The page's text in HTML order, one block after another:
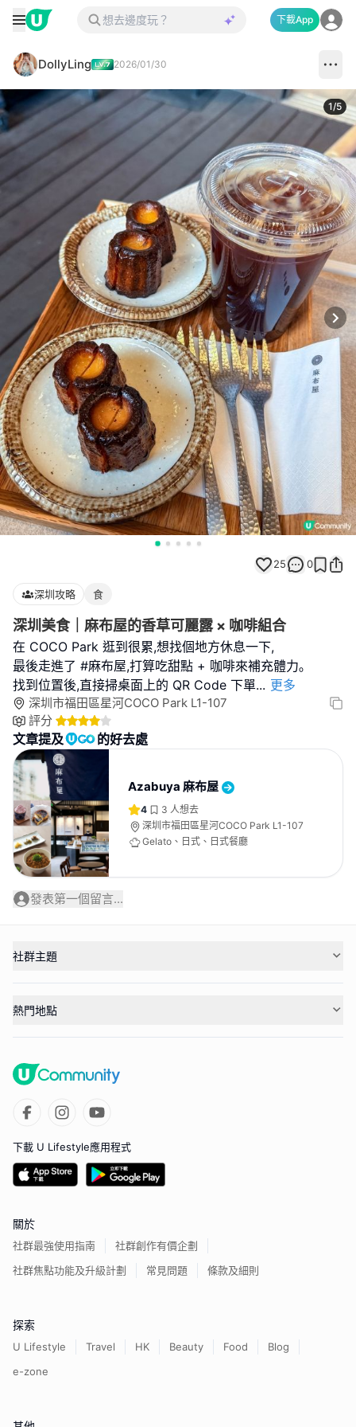
下載App
DollyLing 2026/01/30
1/5
25 0
深圳攻略 食
深圳美食｜麻布屋的香草可麗露 × 咖啡組合
在 COCO Park 逛到很累,想找個地方休息一下,
最後走進了 #麻布屋,打算吃甜點 + 咖啡來補充體力｡
找到位置後,直接掃桌面上的 QR Code 下單... 更多
深圳市福田區星河COCO Park L1-107
評分
文章提及 的好去處
Azabuya 麻布屋
4 3 人想去
深圳市福田區星河COCO Park L1-107
Gelato、日式、日式餐廳
發表第一個留言...
社群主題
熱門地點
下載 U Lifestyle應用程式
關於
社群最強使用指南
社群創作有價企劃
社群焦點功能及升級計劃
常見問題 條款及細則
探索
U Lifestyle Travel HK Beauty Food
Blog
e-zone